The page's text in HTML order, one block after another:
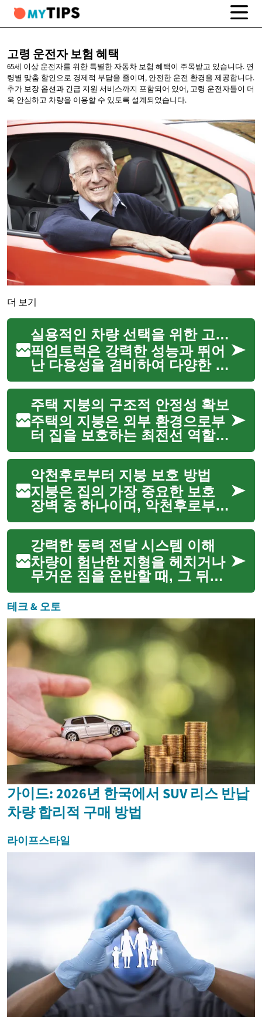
고령 운전자보험 혜택
65세 이상 운전자를 위한 특별한 자동차 보험 혜택이 주목받고 있습니다. 연
령별 맞춤 할인으로 경제적 부담을 줄이며, 안전한 운전 환경을 제공합니다.
추가 보장 옵션과 긴급 지원 서비스까지 포함되어 있어, 고령 운전자들이 더
욱 안심하고 차량을 이용할 수 있도록 설계되었습니다.
더 보기
실용적인 차량 선택을 위한 고려사항
픽업트럭은 강력한 성능과 뛰어
난 다용성을 겸비하여 다양한 라
이프스타일과 작업 환경에 이상
적인 선택지로 주목받고 있습니
다. 짐을 운반하거나, 트레일러
를 견인하거나, 혹은 험난한 오
프로드 지형을 탐험하는 등 픽업
트...
주택 지붕의 구조적 안정성 확보
주택의 지붕은 외부 환경으로부
터 집을 보호하는 최전선 역할을
합니다. 비, 눈, 바람 등 다양한
기상 조건에 직접 노출되는 지붕
은 시간이 지남에 따라 손상될
수 있으며, 이는 곧 주택의 구조
적 안정성에 심각한 ...
악천후로부터 지붕 보호 방법
지붕은 집의 가장 중요한 보호
장벽 중 하나이며, 악천후로부터
내부를 안전하게 지키는 핵심적
인 역할을 합니다. 비, 눈, 강풍,
그리고 자외선은 시간이 지남에
따라 지붕에 심각한 손상을 줄
수 있으며, 이는 누...
강력한 동력 전달 시스템 이해
차량이 험난한 지형을 헤치거나
무거운 짐을 운반할 때, 그 뒤에
는 정교하게 설계된 동력 전달
시스템이 작동하고 있습니다. 이
시스템은 엔진에서 생성된 힘을
바퀴로 효율적으로 전달하여 차
량이 다양한 작업과 환경에...
테크 & 오토
가이드: 2026년 한국에서 SUV 리스 반납
차량 합리적 구매 방법
라이프스타일